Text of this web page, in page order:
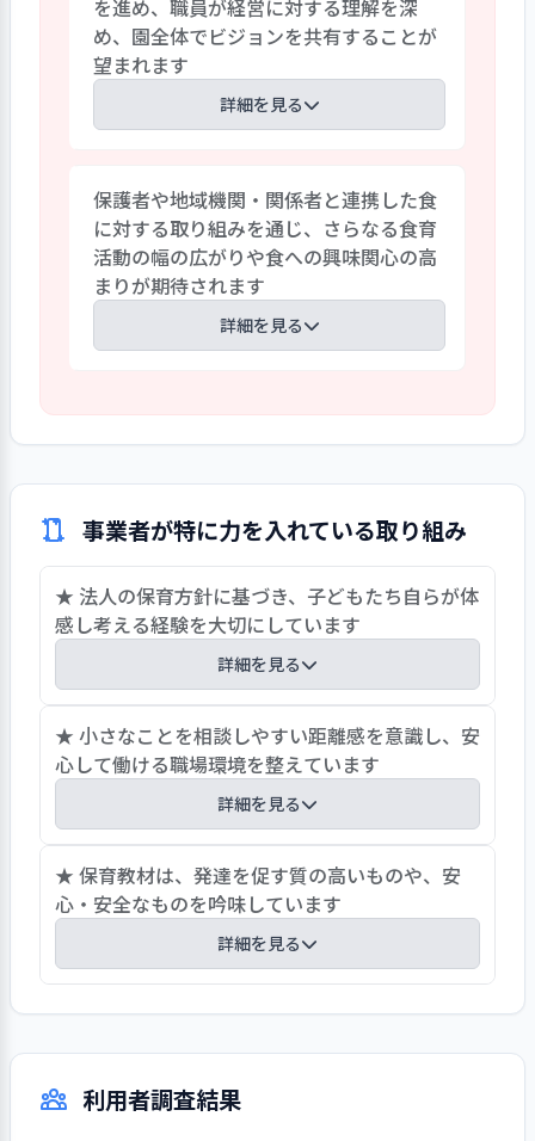
用者調査の結果、学びのプログラムに対
する満足度が100％を示しました。ただ
し、幼児クラスへの移行期になるとイン
ターナショナルスクールへの進学や転居
が生じやすい地域特性があり、定員に対し
対し、見学対応や情報発信の充実に加
え、保育内容や園生活の魅力を保護者に
伝えていくことなど、有効な対策を模索し
ています。本部と連携し、経営判断により
今後の方向性を見定める必要があると思
を進め、職員が経営に対する理解を深
め、園全体でビジョンを共有することが
望まれます
詳細を見る
全危機管理意識の向上」を優先度が高い
課題として、5年を単位とした長期計画を
立てています。あわせて、単年度計画を作
成し、具体的な行動計画に落とし込んでい
ます。一方で、職員自己評価の結果、設問
「中長期の目標を達成するための年度単
する一般職員の「そう思う」の回答率が
0％でした。中長期計画や予算編成に係る
あらためて事業計画書を配布するなど
し、職員が経営に対する理解を深め、ビ
ジョンを共有することが望まれます。
保護者や地域機関・関係者と連携した食
に対する取り組みを通じ、さらなる食育
活動の幅の広がりや食への興味関心の高
まりが期待されます
詳細を見る
関・関係者と連携した食に関する取り組
みが確認されませんでした。日々の給食
は、サンプルケースに入れ、お迎えに来た
保護者が見られるようにしていますが、
実際に試食をする機会がなく、園では保
育参加の際に給食を食べてもらう機会が設
けられるのではないかと考えています。ま
た、子どもが保護者や地域機関・関係者
と連携した取り組みを行うことで、さらな
る食育活動の幅の広がりや食への興味関
心の高まりが期待されます。
事業者が特に力を入れている取り組み
★ 法人の保育方針に基づき、子どもたち自らが体
感し考える経験を大切にしています
詳細を見る
保育方針を「考えさせるを、考える」とし、子ど
もたち自らが体感し考える経験を大切にしていま
す。そのため、日々の保育の中で職員は、子ども
に対し否定的な言葉がけは当然のことながら、
「こうしてみたら？」というような別の方法を提
示することも控えています。活動内容や何かを決
める際には「子ども会議」の場で子ども同士で話
し合うほか、「光と音」の取り組みでは、職員は
極力喋らずに子どもが発する言葉や会話を大切に
しています。その保育方針の実現のため、子ども
が興味を持ち、自ら働きかけることができるよう
な環境を整備しています。
★ 小さなことを相談しやすい距離感を意識し、安
心して働ける職場環境を整えています
詳細を見る
職員が緊張せずに相談できる関係づくりを重視
し、日常の小さな声が埋もれない職場環境を整え
ています。園長として着任当初は発言を控える雰
囲気があったと受け止め、頭ごなしに指示するの
ではなく、職員の意向や理由を聞く姿勢を大切に
してきました。休憩中も含めて話してよい空気を
りを進めています。園長自身も小さなことを相談
★ 保育教材は、発達を促す質の高いものや、安
心・安全なものを吟味しています
詳細を見る
園では、さまざまな保育教材を整備しています
ぶとともに、安心・安全・清潔面なども重視して
利用者調査結果